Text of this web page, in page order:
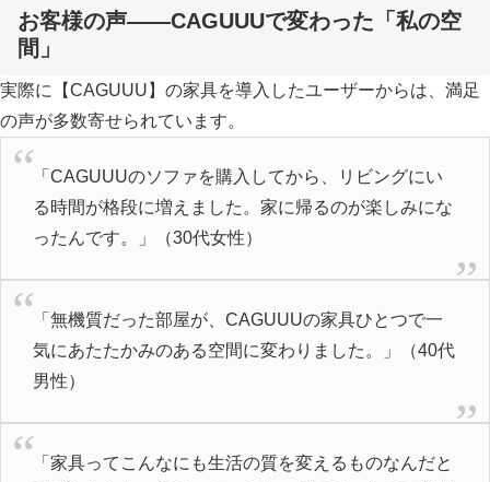
お客様の声——CAGUUUで変わった「私の空
間」
実際に【CAGUUU】の家具を導入したユーザーからは、満足
の声が多数寄せられています。
「CAGUUUのソファを購入してから、リビングにい
る時間が格段に増えました。家に帰るのが楽しみにな
ったんです。」（30代女性）
「無機質だった部屋が、CAGUUUの家具ひとつで一
気にあたたかみのある空間に変わりました。」（40代
男性）
「家具ってこんなにも生活の質を変えるものなんだと